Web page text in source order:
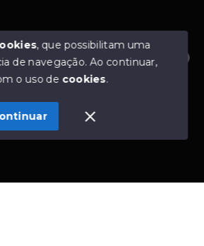
disponíveis para te ajudar.
TORQUATO ∴ Corretor de Imóveis
Perito Avaliador CNAI 37357
, que possibilitam uma
de navegação.Ao continuar,
o uso de cookies.